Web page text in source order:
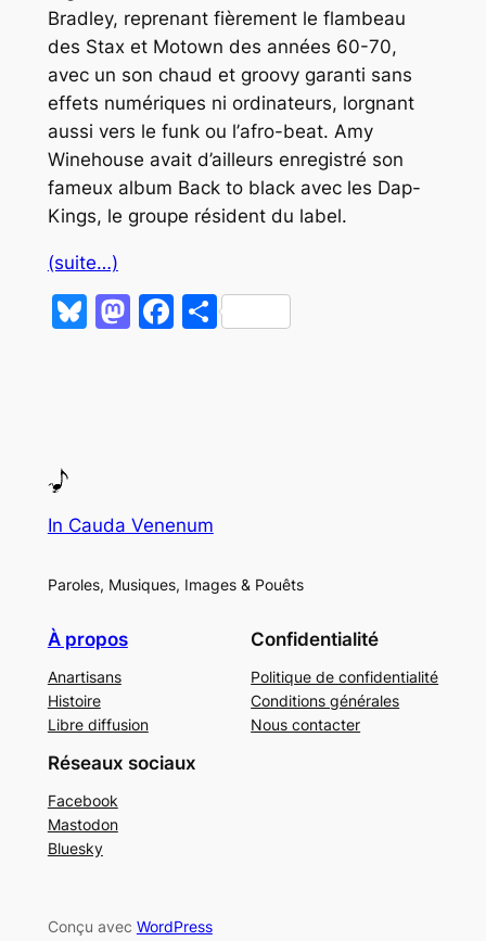
Bradley, reprenant fièrement le flambeau
des Stax et Motown des années 60-70,
avec un son chaud et groovy garanti sans
effets numériques ni ordinateurs, lorgnant
aussi vers le funkou l’afro-beat. Amy
Winehouse avait d’ailleurs enregistré son
fameux album Back to blackavec les Dap-
Kings, le groupe résident du label.
(suite…)
Bluesky
Mastodon
Facebook
Partager
In Cauda Venenum
Paroles, Musiques, Images & Pouêts
À propos
Anartisans
Histoire
Libre diffusion
Confidentialité
Politique de confidentialité
Conditions générales
Nous contacter
Réseaux sociaux
Facebook
Mastodon
Bluesky
Conçu avec WordPress